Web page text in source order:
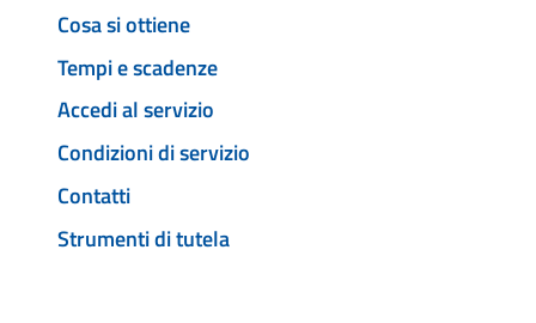
Cosa si ottiene
Tempi e scadenze
Accedi al servizio
Condizioni di servizio
Contatti
Strumenti di tutela